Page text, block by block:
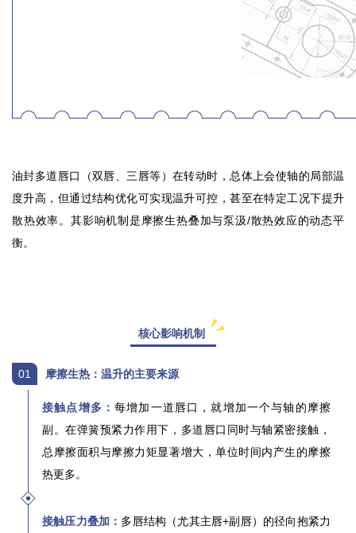
油封多道唇口（双唇、三唇等）在转动时，总体上会使轴的局部温
度升高，但通过结构优化可实现温升可控，甚至在特定工况下提升
散热效率。其影响机制是摩擦生热叠加与泵汲/散热效应的动态平
衡。
核心影响机制
01 摩擦生热：温升的主要来源
接触点增多：每增加一道唇口，就增加一个与轴的摩擦
副 。在弹簧预紧力作用下，多道唇口同时与轴紧密接触，
总摩擦面积与摩擦力矩显著增大，单位时间内产生的摩擦
热更多。
接触压力叠加： 多唇结构（尤其主唇+副唇）的径向抱紧力